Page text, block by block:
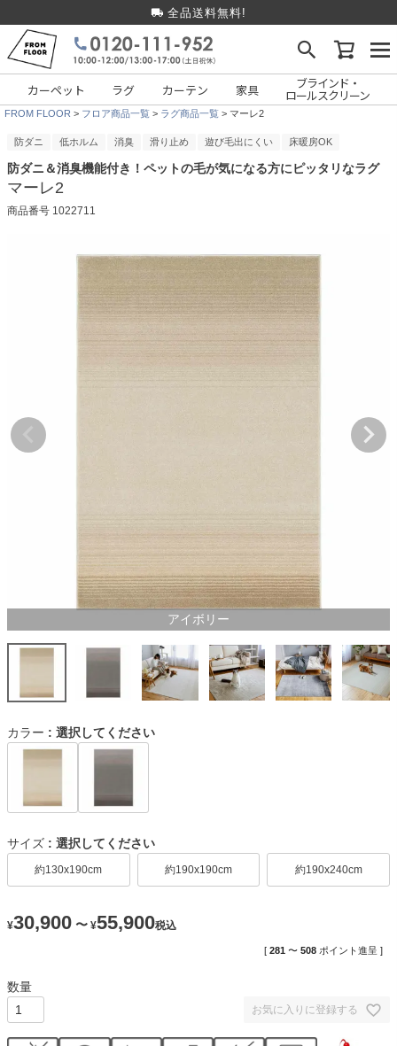
全品送料無料!
カーペット ラグ カーテン 家具 ブラインド・
ロールスクリーン
FROM FLOOR フロア商品一覧 ラグ商品一覧 マーレ2
防ダニ 低ホルム 消臭 滑り止め 遊び毛出にくい 床暖房OK
防ダニ＆消臭機能付き！ペットの毛が気になる方にピッタリなラグ
マーレ2
商品番号 1022711
アイボリー
¥30,900 〜 ¥55,900税込
[ 281 〜 508 ポイント進呈 ]
カラー 選択してください
サイズ 選択してください
約130x190cm 約190x190cm 約190x240cm
お気に入りに登録する